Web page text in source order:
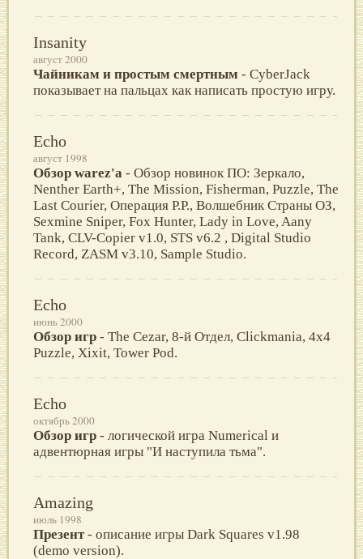
Insanity
август 2000
Чайникам и простым смертным - CyberJack
показывает на пальцах как написать простую игру.
Echo
август 1998
Обзор warez'а - Обзор новинок ПО: Зеркало,
Nenther Earth+, The Mission, Fisherman, Puzzle, The
Last Courier, Операция Р.Р., Волшебник Страны ОЗ,
Sexmine Sniper, Fox Hunter, Lady in Love, Aany
Tank, CLV-Copier v1.0, STS v6.2 , Digital Studio
Record, ZASM v3.10, Sample Studio.
Echo
июнь 2000
Обзор игр - The Cezar, 8-й Отдел, Clickmania, 4x4
Puzzle, Xixit, Tower Pod.
Echo
октябрь 2000
Обзор игр - логической игра Numerical и
адвентюрная игры "И наступила тьма".
Amazing
июль 1998
Презент- описание игры Dark Squares v1.98
(demo version).